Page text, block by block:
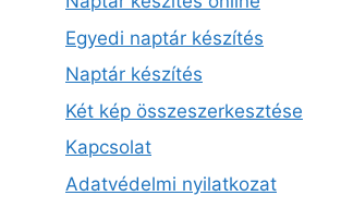
Egyedi naptár készítés
Naptár készítés
Két kép összeszerkesztése
Kapcsolat
Adatvédelmi nyilatkozat